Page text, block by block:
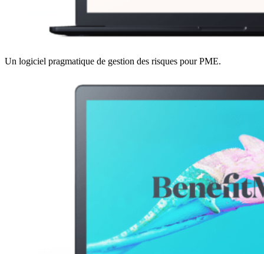
Un logiciel pragmatique de gestion des risques pour PME.